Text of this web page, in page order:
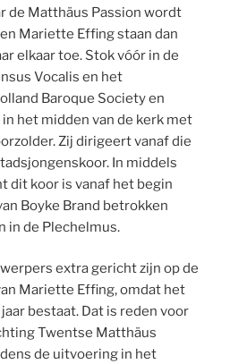
de Matthäus Passion wordt
Mariette Effing staan dan
elkaar toe. Stok vóór in de
Vocalis en het
Baroque Society en
het midden van de kerk met
Zij dirigeert vanaf die
In middels
dit koor is vanaf het begin
Boyke Brand betrokken
in de Plechelmus.
extra gericht zijn op de
Mariette Effing, omdat het
bestaat. Dat is reden voor
Twentse Matthäus
de uitvoering in het